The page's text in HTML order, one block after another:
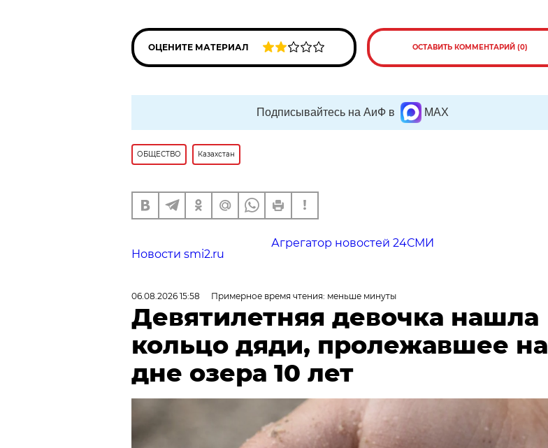
ОЦЕНИТЕ МАТЕРИАЛ ОСТАВИТЬ КОММЕНТАРИЙ (0)
Подписывайтесь на АиФ в MAX
ОБЩЕСТВО Казахстан
Агрегатор новостей 24СМИ
Новости smi2.ru
06.08.2026 15:58 Примерное время чтения: меньше минуты
Девятилетняя девочка нашла
кольцо дяди, пролежавшее на
дне озера 10 лет